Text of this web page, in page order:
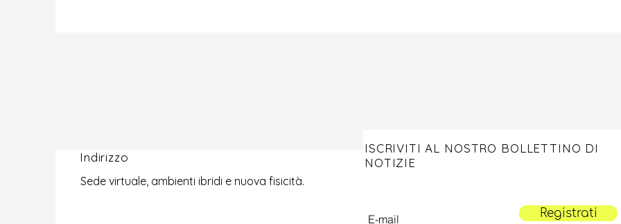
Indirizzo
Sede virtuale, ambienti ibridi e nuova fisicità.
ISCRIVITI AL NOSTRO BOLLETTINO DI
NOTIZIE
Registrati